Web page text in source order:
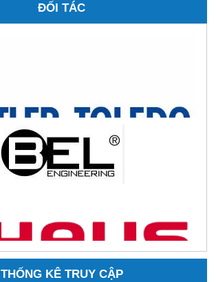
ĐỐI TÁC
THỐNG KÊ TRUY CẬP